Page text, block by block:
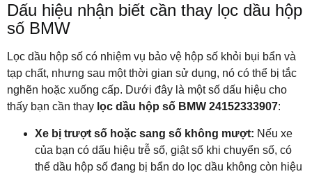
Dấu hiệu nhận biết cần thay lọc dầu hộp
số BMW
Lọc dầu hộp số có nhiệm vụ bảo vệ hộp số khỏi bụi bẩn và
tạp chất, nhưng sau một thời gian sử dụng, nó có thể bị tắc
nghẽn hoặc xuống cấp. Dưới đây là một số dấu hiệu cho
thấy bạn cần thay lọc dầu hộp số BMW 24152333907:
Xe bị trượt số hoặc sang số không mượt: Nếu xe
của bạn có dấu hiệu trễ số, giật số khi chuyển số, có
thể dầu hộp số đang bị bẩn do lọc dầu không còn hiệu